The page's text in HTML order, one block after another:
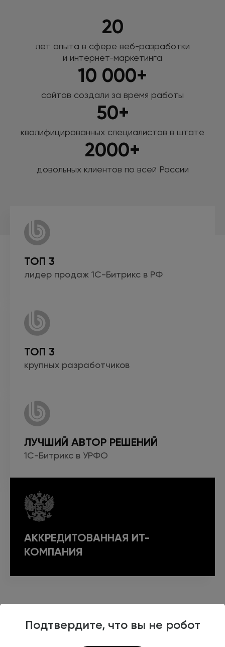
Подтвердите, что вы не робот
20
лет опыта в сфере веб-разработки
и интернет-маркетинга
10 000+
сайтов создали за время работы
50+
квалифицированных специалистов в штате
2000+
довольных клиентов по всей России
ТОП 3
лидер продаж 1С-Битрикс в РФ
ТОП 3
крупных разработчиков
ЛУЧШИЙ АВТОР РЕШЕНИЙ
1С-Битрикс в УРФО
АККРЕДИТОВАННАЯ ИТ-
КОМПАНИЯ
ЭТАПЫНАСТРОЙКИ